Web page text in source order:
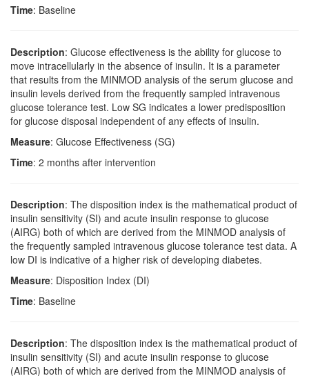
Time: Baseline
Description: Glucose effectiveness is the ability for glucose to
move intracellularly in the absence of insulin. It is a parameter
that results from the MINMOD analysis of the serum glucose and
insulin levels derived from the frequently sampled intravenous
glucose tolerance test. Low SG indicates a lower predisposition
for glucose disposal independent of any effects of insulin.
Measure: Glucose Effectiveness (SG)
Time: 2 months after intervention
Description: The disposition index is the mathematical product of
insulin sensitivity (SI) and acute insulin response to glucose
(AIRG) both of which are derived from the MINMOD analysis of
the frequently sampled intravenous glucose tolerance test data. A
low DI is indicative of a higher risk of developing diabetes.
Measure: Disposition Index (DI)
Time: Baseline
Description: The disposition index is the mathematical product of
insulin sensitivity (SI) and acute insulin response to glucose
(AIRG) both of which are derived from the MINMOD analysis of